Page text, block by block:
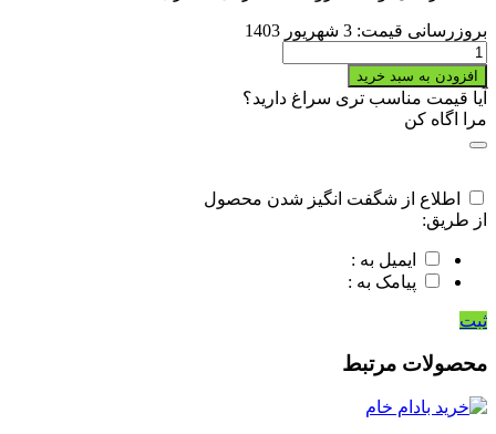
بروزرسانی قیمت: 3 شهریور 1403
دال
عدس
quantity
افزودن به سبد خرید
آیا قیمت مناسب تری سراغ دارید؟
مرا اگاه کن
اطلاع از شگفت انگیز شدن محصول
از طریق:
ایمیل به :
پیامک به :
ثبت
محصولات مرتبط